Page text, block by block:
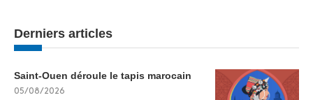
Derniers articles
Saint-Ouen déroule le tapis marocain
05/08/2026